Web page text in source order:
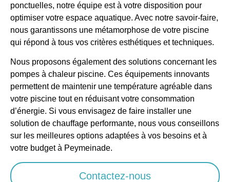
ponctuelles, notre équipe est à votre disposition pour
optimiser votre espace aquatique. Avec notre savoir-faire,
nous garantissons une métamorphose de votre piscine
qui répond à tous vos critères esthétiques et techniques.
Nous proposons également des solutions concernant les
pompes à chaleur piscine. Ces équipements innovants
permettent de maintenir une température agréable dans
votre piscine tout en réduisant votre consommation
d’énergie. Si vous envisagez de faire installer une
solution de chauffage performante, nous vous conseillons
sur les meilleures options adaptées à vos besoins et à
votre budget à Peymeinade.
Contactez-nous